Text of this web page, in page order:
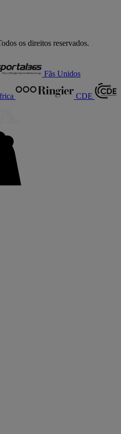
os direitos reservados.
Fãs Unidos
CDE